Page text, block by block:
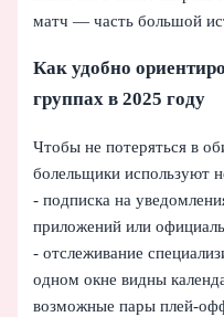
матч — часть большой
Как удобно
группах в 2025 году
Чтобы не потеряться в
болельщики используют
- подписка на
приложений или
- отслеживание
одном окне видны
возможные пары плей-